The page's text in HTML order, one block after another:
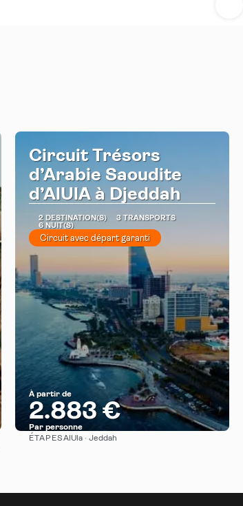
Circuit Trésors
d’Arabie Saoudite
d’AlUlA à Djeddah
2 DESTINATION(S)
3 TRANSPORTS
6 NUIT(S)
Circuit avec départ garanti
À partir de
2.883 €
Par personne
ÉTAPESAlUla · Jeddah